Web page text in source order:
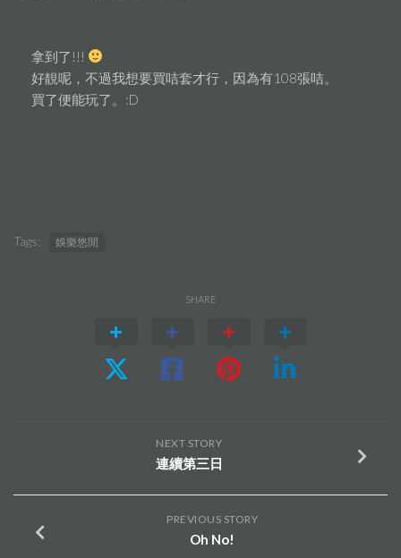
拿到了!!!
好靚呢，不過我想要買咭套才行，因為有108張咭。
買了便能玩了。:D
Tags: 娛樂悠閒
SHARE
NEXT STORY
連續第三日
PREVIOUS STORY
Oh No!